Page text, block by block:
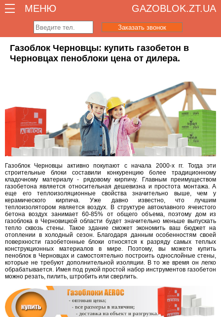
МЕНЮ GAZOBLOK.ZT.UA
Заказать звонок
Газоблок Черновцы: купить газобетон в
Черновцах пеноблоки цена от дилера.
Газоблок Черновцы активно покупают с начала 2000-х гг. Тогда эти
строительные блоки составили конкуренцию более традиционному
кладочному материалу - рядовому кирпичу. Главным преимуществом
газобетона является относительная дешевизна и простота монтажа. А
еще его теплоизоляционные свойства значительно выше, чем у
керамического кирпича. Уже давно известно, что лучшим
теплоизолятором является воздух. В структуре автоклавного ячеистого
бетона воздух занимает 60-85% от общего объема, поэтому дом из
газоблока в Черновицкой области будет значительно меньше выпускать
тепло сквозь стены. Такое здание сможет экономить ваш бюджет на
отоплении в холодный сезон. Благодаря данным особенностям своей
поверхности газобетонные блоки относятся к разряду самых теплых
конструкционных материалов в мире. Поэтому, вы можете купить
пеноблок в Черновцах и самостоятельно построить однослойные стены,
которые не требуют дополнительной изоляции. В то же время он легко
обрабатывается. Имея под рукой простой набор инструментов газобетон
можно резать, пилить, штробить или сверлить.